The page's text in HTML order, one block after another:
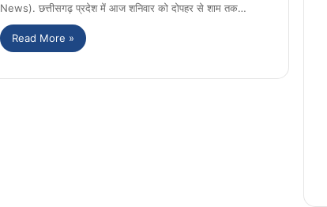
News). छत्तीसगढ़ प्रदेश में आज शनिवार को दोपहर से शाम तक…
Read More »